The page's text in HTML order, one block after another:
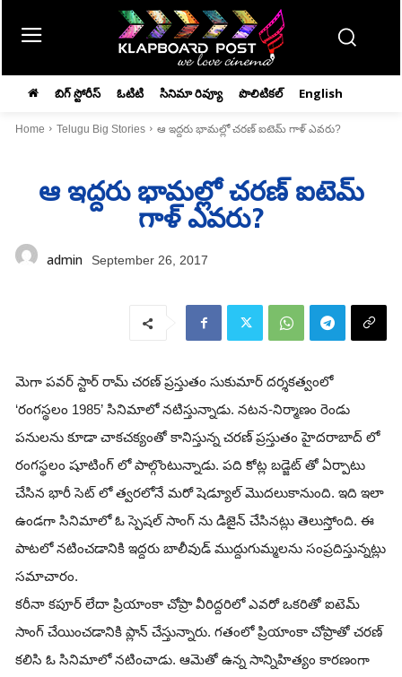
బిగ్ స్టోరీస్ ఓటిటి సినిమా రివ్యూ పొలిటికల్ English
Home Telugu Big Stories ఆ ఇద్దరు భామల్లో చరణ్ ఐటెమ్ గాళ్ ఎవరు?
ఆ ఇద్దరు భామల్లో చరణ్ ఐటెమ్
గాళ్ ఎవరు?
admin September 26, 2017
మెగా పవర్ స్టార్ రామ్ చరణ్ ప్రస్తుతం సుకుమార్ దర్శకత్వంలో
‘రంగస్థలం 1985’ సినిమాలో నటిస్తున్నాడు. నటన-నిర్మాణం రెండు
పనులను కూడా చాకచక్యంతో కానిస్తున్న చరణ్ ప్రస్తుతం హైదరాబాద్ లో
రంగస్థలం షూటింగ్ లో పాల్గొంటున్నాడు. పది కోట్ల బడ్జెట్ తో ఏర్పాటు
చేసిన భారీ సెట్ లో త్వరలోనే మరో షెడ్యూల్ మొదలుకానుంది. ఇది ఇలా
ఉండగా సినిమాలో ఓ స్పెషల్ సాంగ్ ను డిజైన్ చేసినట్లు తెలుస్తోంది. ఈ
పాటలో నటించడానికి ఇద్దరు బాలీవుడ్ ముద్దుగుమ్మలను సంప్రదిస్తున్నట్లు
సమాచారం.
కరీనా కపూర్ లేదా ప్రియాంకా చోప్రా వీరిద్దరిలో ఎవరో ఒకరితో ఐటెమ్
సాంగ్ చేయించడానికి ప్లాన్ చేస్తున్నారు. గతంలో ప్రియాంకా చోప్రాతో చరణ్
కలిసి ఓ సినిమాలో నటించాడు. ఆమెతో ఉన్న సాన్నిహిత్యం కారణంగా